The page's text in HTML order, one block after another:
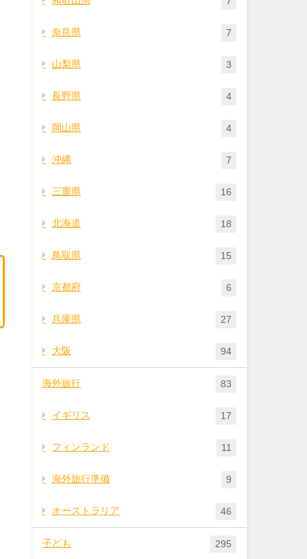
奈良県 7
山梨県 3
長野県 4
岡山県 4
沖縄 7
三重県 16
北海道 18
鳥取県 15
京都府 6
兵庫県 27
大阪 94
海外旅行 83
イギリス 17
フィンランド 11
海外旅行準備 9
オーストラリア 46
子ども 295